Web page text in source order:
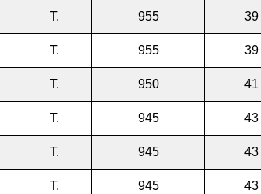
T. 955 39
T. 955 39
T. 950 41
T. 945 43
T. 945 43
T. 945 43